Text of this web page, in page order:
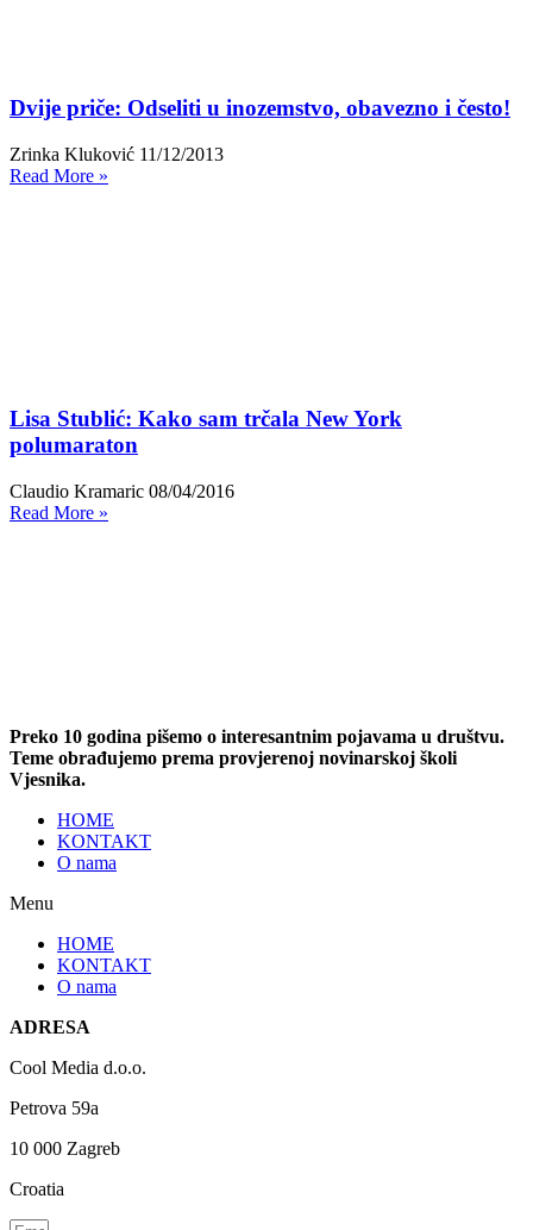
Dvije priče: Odseliti u inozemstvo, obavezno i često!
Zrinka Kluković 11/12/2013
Read More »
Lisa Stublić: Kako sam trčala New York
polumaraton
Claudio Kramaric 08/04/2016
Read More »
Preko 10 godina pišemo o interesantnim pojavama u društvu.
Teme obrađujemo prema provjerenoj novinarskoj školi
Vjesnika.
HOME
KONTAKT
O nama
Menu
HOME
KONTAKT
O nama
ADRESA
Cool Media d.o.o.
Petrova 59a
10 000 Zagreb
Croatia